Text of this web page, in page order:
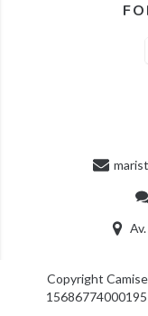
Copyright